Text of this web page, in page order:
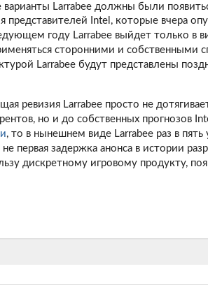
Larrabee должны были
представителей Intel, которые вчера
году Larrabee выйдет только в
сторонними и собственными
Larrabee будут представлены
ревизия Larrabee просто не
но и до собственных прогнозов
, то в нынешнем виде Larrabee раз в пять
задержка анонса в истории
дискретному игровому продукту,